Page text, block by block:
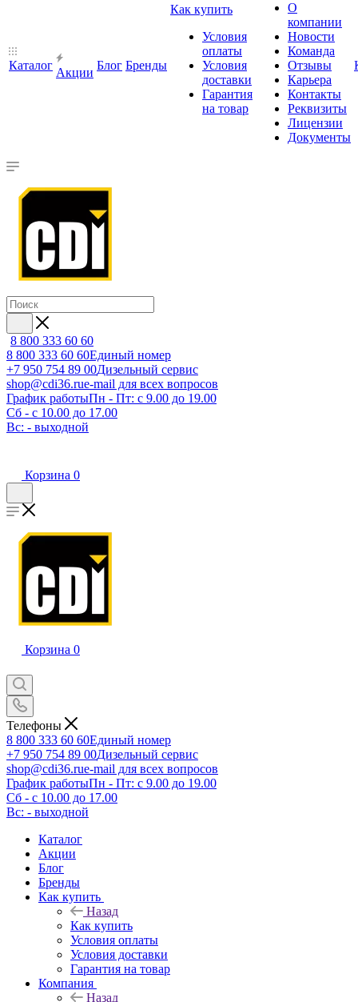
Каталог
Акции
Блог Бренды
Как купить
Условия
оплаты
Условия
доставки
Гарантия
на товар
О
компании
Новости
Команда
Отзывы
Карьера
Контакты
Реквизиты
Лицензии
Документы
8 800 333 60 60
8 800 333 60 60Единый номер
+7 950 754 89 00Дизельный сервис
shop@cdi36.rue-mail для всех вопросов
График работыПн - Пт: с 9.00 до 19.00
Сб - с 10.00 до 17.00
Вс: - выходной
Корзина 0
Корзина 0
Телефоны
8 800 333 60 60Единый номер
+7 950 754 89 00Дизельный сервис
shop@cdi36.rue-mail для всех вопросов
График работыПн - Пт: с 9.00 до 19.00
Сб - с 10.00 до 17.00
Вс: - выходной
Каталог
Акции
Блог
Бренды
Как купить
Назад
Как купить
Условия оплаты
Условия доставки
Гарантия на товар
Компания
Назад